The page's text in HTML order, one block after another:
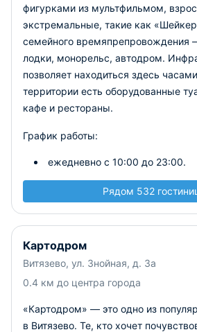
фигурками из мультфильмом,
экстремальные, такие как
семейного времяпрепровождения
лодки, монорельс, автодром.
позволяет находиться здесь
территории есть оборудованные
кафе и рестораны.
График работы:
ежедневно с 10:00 до 23:00.
Рядом 532
Картодром
Витязево, ул. Знойная, д. 3а
0.4 км до центра города
«Картодром» — это одно из
в Витязево. Те, кто хочет